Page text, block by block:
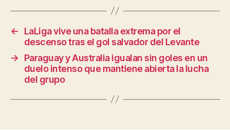
←
LaLiga vive una batalla extrema por el
descenso tras el gol salvador del Levante
→
Paraguay y Australia igualan sin goles en un
duelo intenso que mantiene abierta la lucha
del grupo